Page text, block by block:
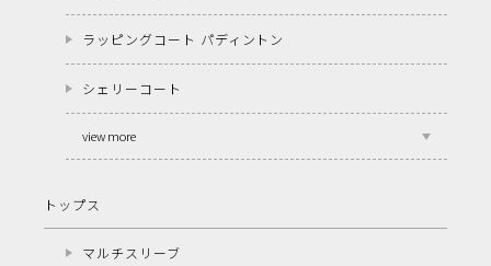
ラッピングコート パディントン
シェリーコート
view more
トップス
マルチスリーブ